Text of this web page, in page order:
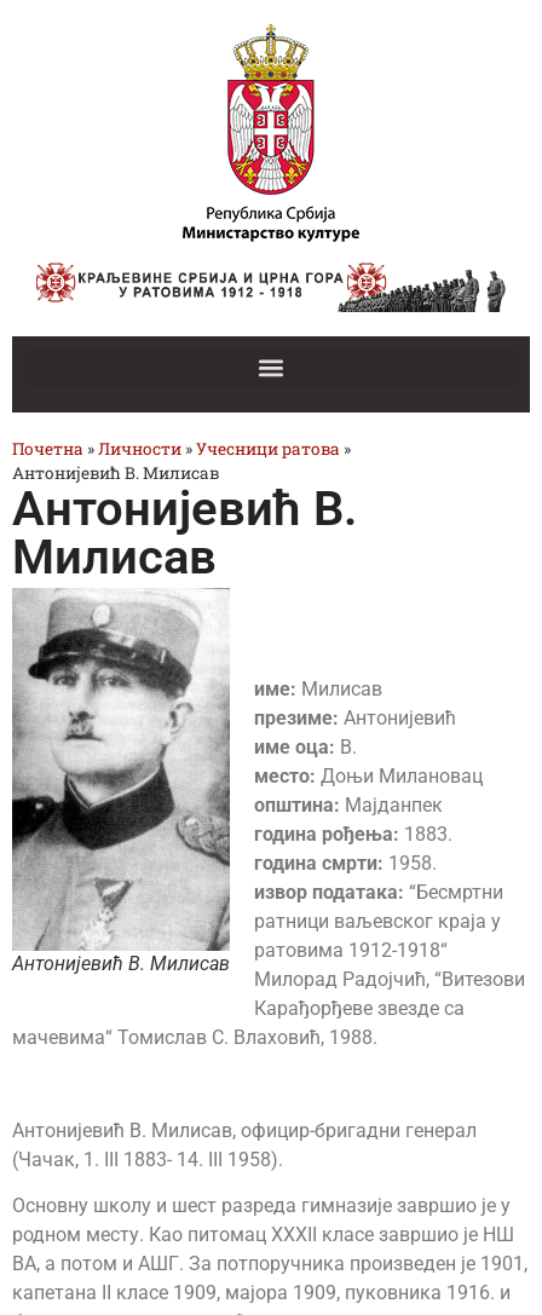
Почетна »Личности »Учесници ратова »
Антонијевић В. Милисав
Антонијевић В.
Милисав
Антонијевић В. Милисав
име: Милисав
презиме: Антонијевић
име оца: В.
место: Доњи Милановац
општина: Мајданпек
година рођења: 1883.
година смрти: 1958.
извор података: “Бесмртни
ратници ваљевског краја у
ратовима 1912-1918“
Милорад Радојчић, “Витезови
Карађорђеве звезде са
мачевима“ Томислав С. Влаховић, 1988.
Антонијевић В. Милисав, официр-бригадни генерал
(Чачак, 1. III 1883- 14. III 1958).
Основну школу и шест разреда гимназије завршио је у
родном месту. Као питомац XXXII класе завршио је НШ
ВА, а потом и АШГ. За потпоручника произведен је 1901,
капетана II класе 1909, мајора 1909, пуковника 1916. и